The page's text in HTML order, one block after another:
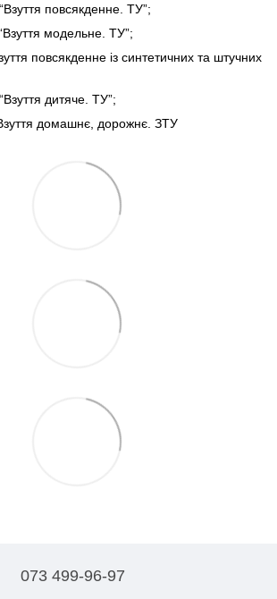
повсякденне. ТУ”;
модельне. ТУ”;
повсякденне із синтетичних та штучних
дитяче. ТУ”;
домашнє, дорожнє. ЗТУ
073 499-96-97